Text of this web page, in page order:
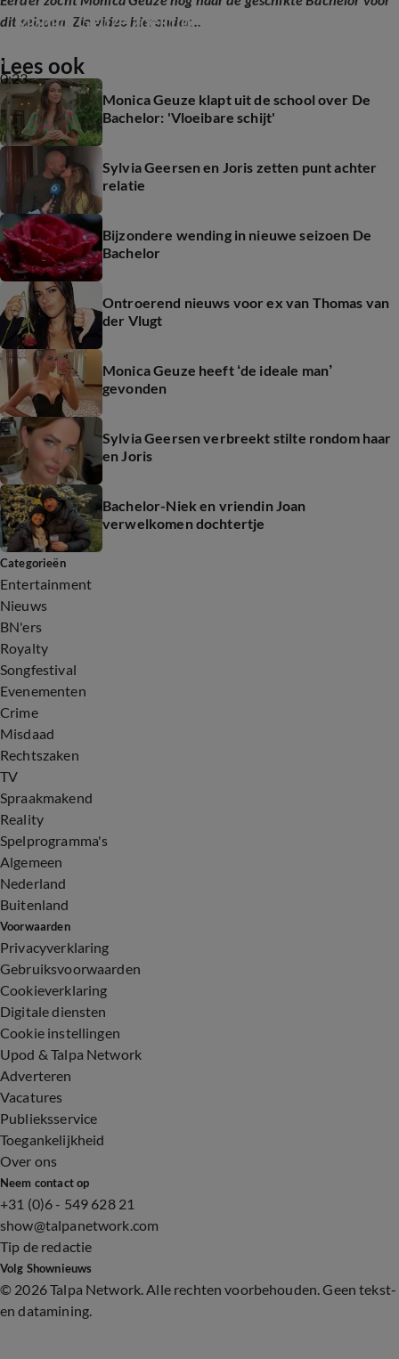
dit seizoen. Zie video hieronder...
0:23
Monica Geuze zoekt de nieuwe Bachelor
Lees ook
Monica Geuze klapt uit de school over De
Bachelor: 'Vloeibare schijt'
Sylvia Geersen en Joris zetten punt achter
relatie
Bijzondere wending in nieuwe seizoen De
Bachelor
Ontroerend nieuws voor ex van Thomas van
der Vlugt
Monica Geuze heeft ‘de ideale man’
gevonden
Sylvia Geersen verbreekt stilte rondom haar
en Joris
Bachelor-Niek en vriendin Joan
verwelkomen dochtertje
Categorieën
Entertainment
Nieuws
BN'ers
Royalty
Songfestival
Evenementen
Crime
Misdaad
Rechtszaken
TV
Spraakmakend
Reality
Spelprogramma's
Algemeen
Nederland
Buitenland
Voorwaarden
Privacyverklaring
Gebruiksvoorwaarden
Cookieverklaring
Digitale diensten
Cookie instellingen
Upod & Talpa Network
Adverteren
Vacatures
Publieksservice
Toegankelijkheid
Over ons
Neem contact op
+31 (0)6 - 549 628 21
show@talpanetwork.com
Tip de redactie
Volg Shownieuws
© 2026 Talpa Network. Alle rechten voorbehouden. Geen tekst-
en datamining.